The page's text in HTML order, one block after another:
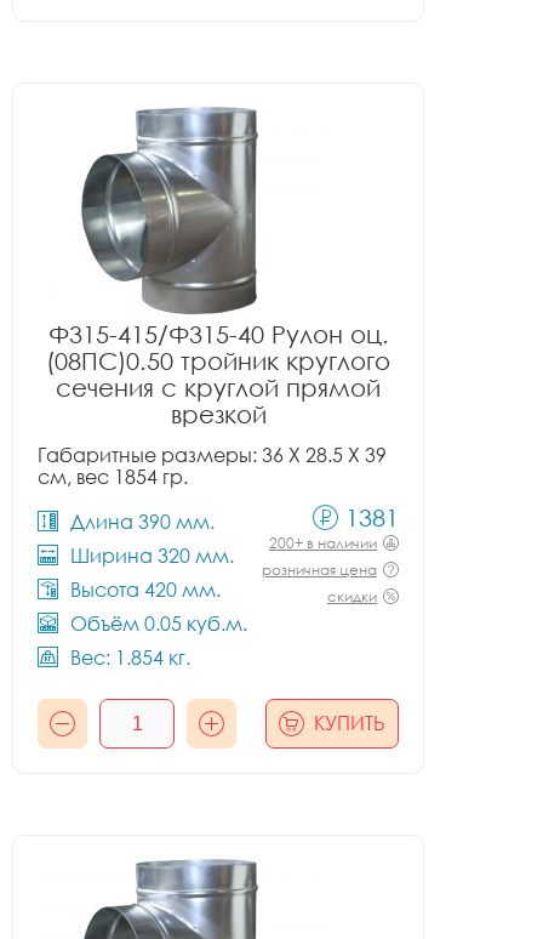
Ф315-415/Ф315-40 Рулон оц.
(08ПС)0.50 тройник круглого
сечения с круглой прямой
врезкой
Габаритные размеры: 36 X 28.5 X 39
см, вес 1854 гр.
Длина 390 мм.
Ширина 320 мм.
Высота 420 мм.
Объём 0.05 куб.м.
Вес: 1.854 кг.
1381
200+ в наличии
розничная цена
скидки
КУПИТЬ